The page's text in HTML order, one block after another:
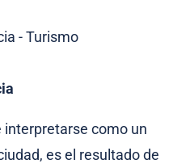
interpretarse como un
es el resultado de